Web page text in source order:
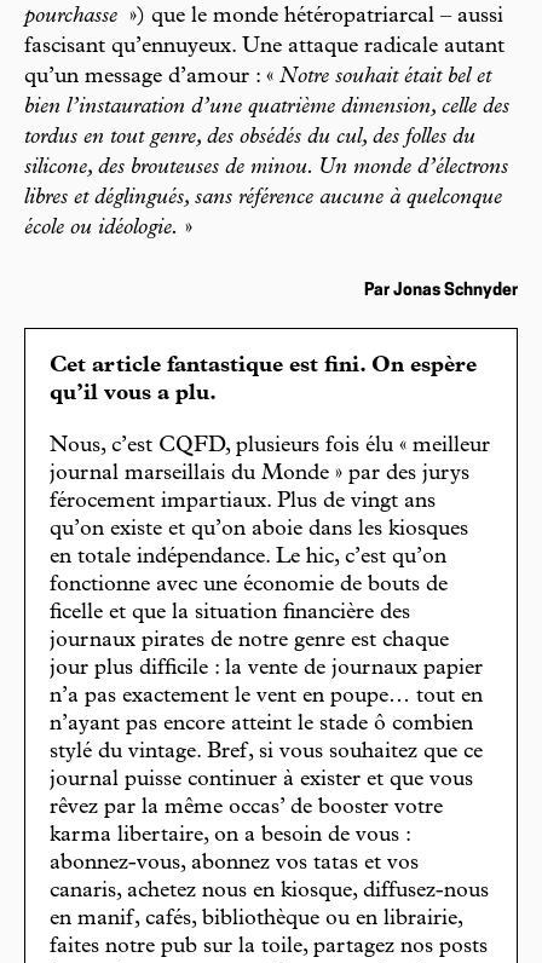
pourchasse ») que le monde hétéropatriarcal – aussi
fascisant qu’ennuyeux. Une attaque radicale autant
qu’un message d’amour : « Notre souhait était bel et
bien l’instauration d’une quatrième dimension, celle des
tordus en tout genre, des obsédés du cul, des folles du
silicone, des brouteuses de minou. Un monde d’électrons
libres et déglingués, sans référence aucune à quelconque
école ou idéologie. »
Par Jonas Schnyder
Cet article fantastique est fini. On espère
qu’il vous a plu.
Nous, c’est CQFD, plusieurs fois élu « meilleur
journal marseillais du Monde » par des jurys
férocement impartiaux. Plus de vingt ans
qu’on existe et qu’on aboie dans les kiosques
en totale indépendance. Le hic, c’est qu’on
fonctionne avec une économie de bouts de
ficelle et que la situation financière des
journaux pirates de notre genre est chaque
jour plus difficile : la vente de journaux papier
n’a pas exactement le vent en poupe… tout en
n’ayant pas encore atteint le stade ô combien
stylé du vintage. Bref, si vous souhaitez que ce
journal puisse continuer à exister et que vous
rêvez par la même occas’ de booster votre
karma libertaire, on a besoin de vous :
abonnez-vous, abonnez vos tatas et vos
canaris, achetez nous en kiosque, diffusez-nous
en manif, cafés, bibliothèque ou en librairie,
faites notre pub sur la toile, partagez nos posts